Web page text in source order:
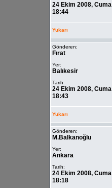
24 Ekim 2008, Cuma
18:44
Yukarı
Gönderen:
Fırat
Yer:
Balıkesir
Tarih:
24 Ekim 2008, Cuma
18:43
Yukarı
Gönderen:
M.Balkanoğlu
Yer:
Ankara
Tarih:
24 Ekim 2008, Cuma
18:18